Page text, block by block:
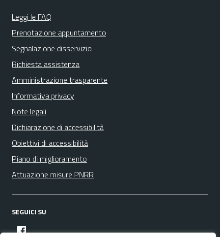
Leggi le FAQ
Prenotazione appuntamento
Segnalazione disservizio
Richiesta assistenza
Amministrazione trasparente
Informativa privacy
Note legali
Dichiarazione di accessibilità
Obiettivi di accessibilità
Piano di miglioramento
Attuazione misure PNRR
SEGUICI SU
facebook